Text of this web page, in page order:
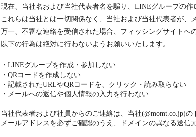
現在、当社名および当社代表者名を騙り、LINEグループの
これらは当社とは一切関係なく、当社および当社代表者が、
万一、不審な連絡を受信された場合、フィッシングサイトへ
以下の行為は絶対に行わないようお願いいたします。
・LINEグループを作成・参加しない
・QRコードを作成しない
・記載されたURLやQRコードを、クリック・読み取らない
・メールへの返信や個人情報の入力を行わない
当社代表者および社員からのご連絡は、当社(@momt.co.jp)の
メールアドレスを必ずご確認のうえ、ドメインの異なる送信